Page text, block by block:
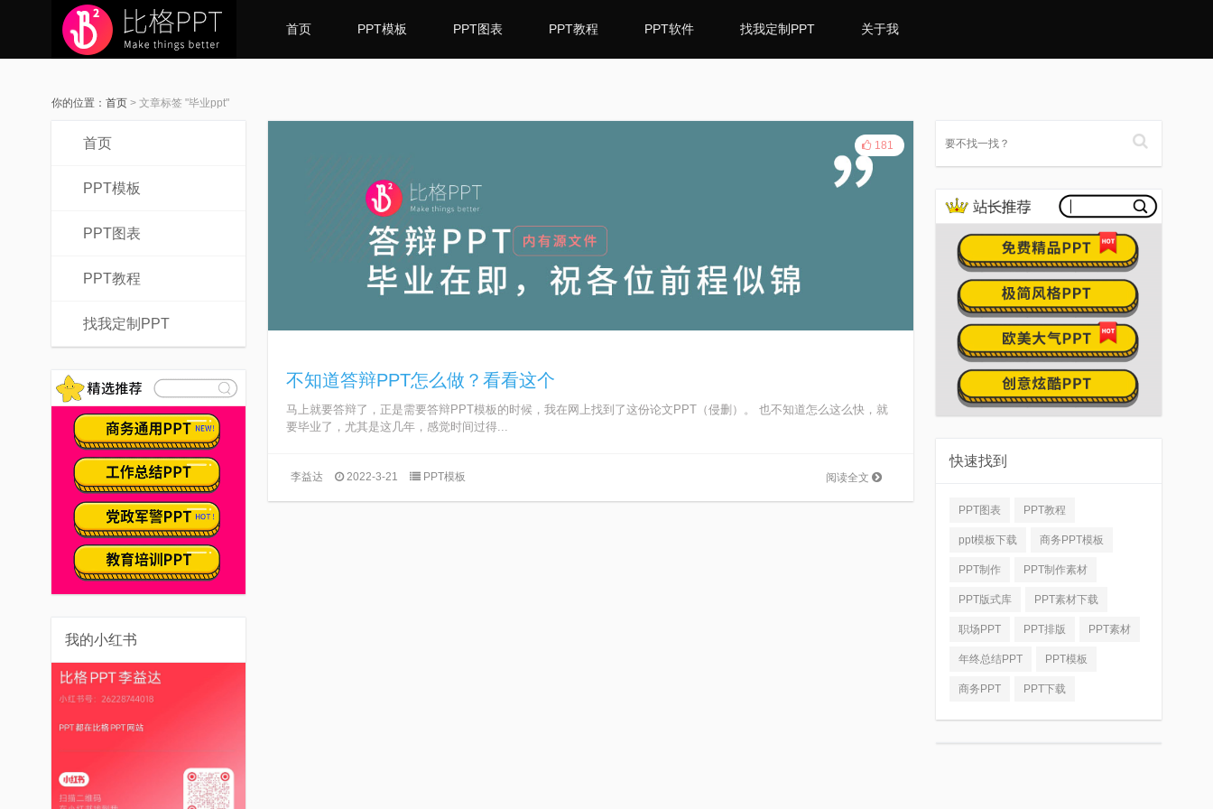
首页 PPT模板 PPT图表 PPT教程 PPT软件 找我定制PPT 关于我
你的位置： 首页 > 文章标签 "毕业ppt"
首页
PPT模板
PPT图表
PPT教程
找我定制PPT
我的小红书
181
不知道答辩PPT怎么做？看看这个
马上就要答辩了，正是需要答辩PPT模板的时候，我在网上找到了这份论文PPT（侵删）。 也不知道怎么这么快，就
要毕业了，尤其是这几年，感觉时间过得...
阅读全文
李益达 2022-3-21 PPT模板
快速找到
PPT图表 PPT教程
ppt模板下载 商务PPT模板
PPT制作 PPT制作素材
PPT版式库 PPT素材下载
职场PPT PPT排版 PPT素材
年终总结PPT PPT模板
商务PPT PPT下载